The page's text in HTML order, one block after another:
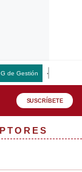
G de Gestión
SUSCRÍBETE